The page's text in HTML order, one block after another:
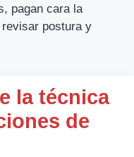
pagan cara la
postura y
la técnica
de